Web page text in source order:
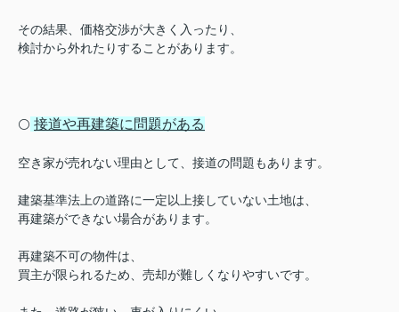
その結果、価格交渉が大きく入ったり、
検討から外れたりすることがあります。
⚪️ 接道や再建築に問題がある
空き家が売れない理由として、接道の問題もあります。
建築基準法上の道路に一定以上接していない土地は、
再建築ができない場合があります。
再建築不可の物件は、
買主が限られるため、売却が難しくなりやすいです。